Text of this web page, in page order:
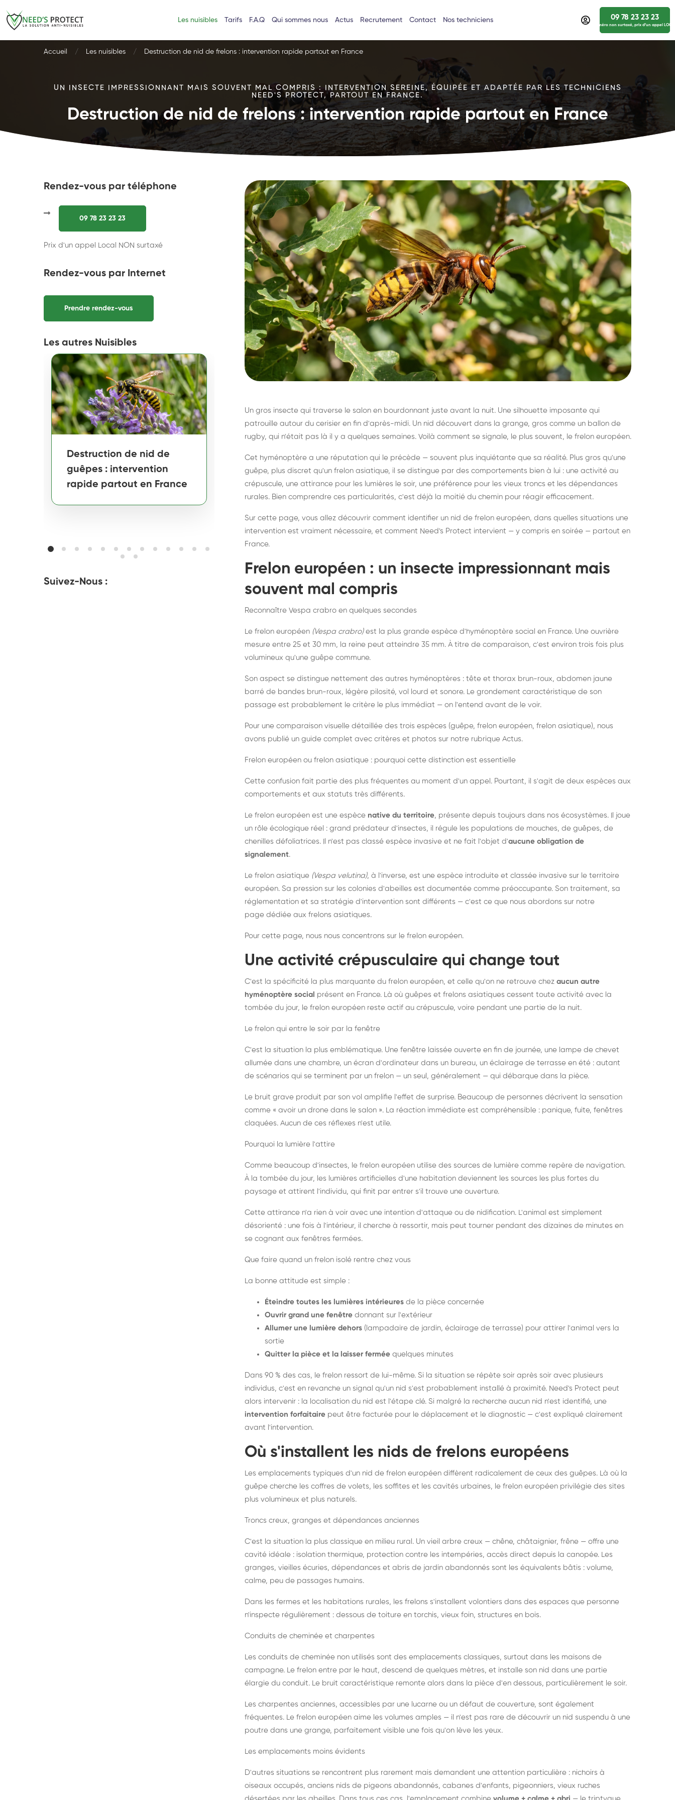
Les nuisibles Tarifs F.A.Q Qui sommes nous Actus Recrutement Contact Nos techniciens 09 78 23 23 23
numéro non surtaxé, prix d’un appel
Accueil Les nuisibles Destruction de nid de frelons : intervention rapide partout en France
UN INSECTE IMPRESSIONNANT MAIS SOUVENT MAL COMPRIS : INTERVENTION SEREINE, ÉQUIPÉE ET ADAPTÉE PAR LES TECHNICIENS
NEED'S PROTECT, PARTOUT EN FRANCE.
Destruction de nid de frelons : intervention rapide partout en France
Rendez-vous par téléphone
09 78 23 23 23
Prix d'un appel Local NON surtaxé
Rendez-vous par Internet
Prendre rendez-vous
Les autres Nuisibles
Destruction de nid de
guêpes : intervention
rapide partout en France
Destruction de nid de
frelons asiatiques :
intervention partout en
France
Dératisation : éliminer
durablement rats et
souris, partout en France
Suivez-Nous :
Un gros insecte qui traverse le salon en bourdonnant juste avant la nuit. Une silhouette imposante qui
patrouille autour du cerisier en fin d'après-midi. Un nid découvert dans la grange, gros comme un ballon de
rugby, qui n'était pas là il y a quelques semaines. Voilà comment se signale, le plus souvent, le frelon européen.
Cet hyménoptère a une réputation qui le précède — souvent plus inquiétante que sa réalité. Plus gros qu'une
guêpe, plus discret qu'un frelon asiatique, il se distingue par des comportements bien à lui : une activité au
crépuscule, une attirance pour les lumières le soir, une préférence pour les vieux troncs et les dépendances
rurales. Bien comprendre ces particularités, c'est déjà la moitié du chemin pour réagir efficacement.
Sur cette page, vous allez découvrir comment identifier un nid de frelon européen, dans quelles situations une
intervention est vraiment nécessaire, et comment Need's Protect intervient — y compris en soirée — partout en
France.
Frelon européen : un insecte impressionnant mais
souvent mal compris
Reconnaître Vespa crabro en quelques secondes
Le frelon européen (Vespa crabro)est la plus grande espèce d'hyménoptère social en France. Une ouvrière
mesure entre 25 et 30 mm, la reine peut atteindre 35 mm. À titre de comparaison, c'est environ trois fois plus
volumineux qu'une guêpe commune.
Son aspect se distingue nettement des autres hyménoptères : tête et thorax brun-roux, abdomen jaune
barré de bandes brun-roux, légère pilosité, vol lourd et sonore. Le grondement caractéristique de son
passage est probablement le critère le plus immédiat — on l'entend avant de le voir.
Pour une comparaison visuelle détaillée des trois espèces (guêpe, frelon européen, frelon asiatique), nous
avons publié un guide complet avec critères et photos sur notre rubrique Actus.
Frelon européen ou frelon asiatique : pourquoi cette distinction est essentielle
Cette confusion fait partie des plus fréquentes au moment d'un appel. Pourtant, il s'agit de deux espèces aux
comportements et aux statuts très différents.
Le frelon européen est une espèce native du territoire, présente depuis toujours dans nos écosystèmes. Il joue
un rôle écologique réel : grand prédateur d'insectes, il régule les populations de mouches, de guêpes, de
chenilles défoliatrices. Il n'est pas classé espèce invasive et ne fait l'objet d'aucune obligation de
signalement.
Le frelon asiatique (Vespa velutina), à l'inverse, est une espèce introduite et classée invasive sur le territoire
européen. Sa pression sur les colonies d'abeilles est documentée comme préoccupante. Son traitement, sa
réglementation et sa stratégie d'intervention sont différents — c'est ce que nous abordons sur notre
page dédiée aux frelons asiatiques.
Pour cette page, nous nous concentrons sur le frelon européen.
Une activité crépusculaire qui change tout
C'est la spécificité la plus marquante du frelon européen, et celle qu'on ne retrouve chez aucun autre
hyménoptère social présent en France. Là où guêpes et frelons asiatiques cessent toute activité avec la
tombée du jour, le frelon européen reste actif au crépuscule, voire pendant une partie de la nuit.
Le frelon qui entre le soir par la fenêtre
C'est la situation la plus emblématique. Une fenêtre laissée ouverte en fin de journée, une lampe de chevet
allumée dans une chambre, un écran d'ordinateur dans un bureau, un éclairage de terrasse en été : autant
de scénarios qui se terminent par un frelon — un seul, généralement — qui débarque dans la pièce.
Le bruit grave produit par son vol amplifie l'effet de surprise. Beaucoup de personnes décrivent la sensation
comme « avoir un drone dans le salon ». La réaction immédiate est compréhensible : panique, fuite, fenêtres
claquées. Aucun de ces réflexes n'est utile.
Pourquoi la lumière l'attire
Comme beaucoup d'insectes, le frelon européen utilise des sources de lumière comme repère de navigation.
À la tombée du jour, les lumières artificielles d'une habitation deviennent les sources les plus fortes du
paysage et attirent l'individu, qui finit par entrer s'il trouve une ouverture.
Cette attirance n'a rien à voir avec une intention d'attaque ou de nidification. L'animal est simplement
désorienté : une fois à l'intérieur, il cherche à ressortir, mais peut tourner pendant des dizaines de minutes en
se cognant aux fenêtres fermées.
Que faire quand un frelon isolé rentre chez vous
La bonne attitude est simple :
Éteindre toutes les lumières intérieures de la pièce concernée
Ouvrir grand une fenêtre donnant sur l'extérieur
Allumer une lumière dehors (lampadaire de jardin, éclairage de terrasse) pour attirer l'animal vers la
sortie
Quitter la pièce et la laisser fermée quelques minutes
Dans 90 % des cas, le frelon ressort de lui-même. Si la situation se répète soir après soir avec plusieurs
individus, c'est en revanche un signal qu'un nid s'est probablement installé à proximité. Need's Protect peut
alors intervenir : la localisation du nid est l'étape clé. Si malgré la recherche aucun nid n'est identifié, une
intervention forfaitaire peut être facturée pour le déplacement et le diagnostic — c'est expliqué clairement
avant l'intervention.
Où s'installent les nids de frelons européens
Les emplacements typiques d'un nid de frelon européen diffèrent radicalement de ceux des guêpes. Là où la
guêpe cherche les coffres de volets, les soffites et les cavités urbaines, le frelon européen privilégie des sites
plus volumineux et plus naturels.
Troncs creux, granges et dépendances anciennes
C'est la situation la plus classique en milieu rural. Un vieil arbre creux — chêne, châtaignier, frêne — offre une
cavité idéale : isolation thermique, protection contre les intempéries, accès direct depuis la canopée. Les
granges, vieilles écuries, dépendances et abris de jardin abandonnés sont les équivalents bâtis : volume,
calme, peu de passages humains.
Dans les fermes et les habitations rurales, les frelons s'installent volontiers dans des espaces que personne
n'inspecte régulièrement : dessous de toiture en torchis, vieux foin, structures en bois.
Conduits de cheminée et charpentes
Les conduits de cheminée non utilisés sont des emplacements classiques, surtout dans les maisons de
campagne. Le frelon entre par le haut, descend de quelques mètres, et installe son nid dans une partie
élargie du conduit. Le bruit caractéristique remonte alors dans la pièce d'en dessous, particulièrement le soir.
Les charpentes anciennes, accessibles par une lucarne ou un défaut de couverture, sont également
fréquentes. Le frelon européen aime les volumes amples — il n'est pas rare de découvrir un nid suspendu à une
poutre dans une grange, parfaitement visible une fois qu'on lève les yeux.
Les emplacements moins évidents
D'autres situations se rencontrent plus rarement mais demandent une attention particulière : nichoirs à
oiseaux occupés, anciens nids de pigeons abandonnés, cabanes d'enfants, pigeonniers, vieux ruches